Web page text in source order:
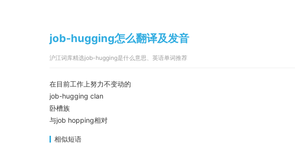
job-hugging怎么翻译及发音
沪江词库精选job-hugging是什么意思、英语单词推荐
在目前工作上努力不变动的
job-hugging clan
卧槽族
与job hopping相对
相似短语